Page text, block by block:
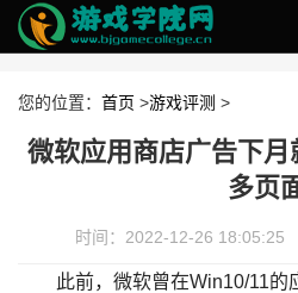
您的位置： 首页 >游戏评测 >
微软应用商店广告下
多页
时间：2022-12-26 18:05:25
此前，微软曾在Win10/11的